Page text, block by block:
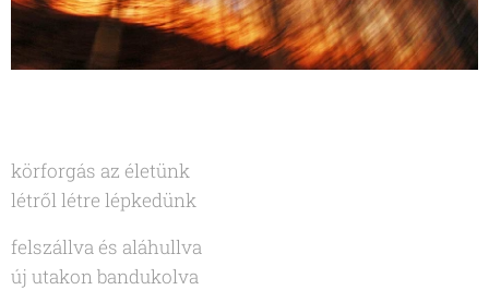
körforgás az életünk
létről létre lépkedünk
felszállva és aláhullva
új utakon bandukolva